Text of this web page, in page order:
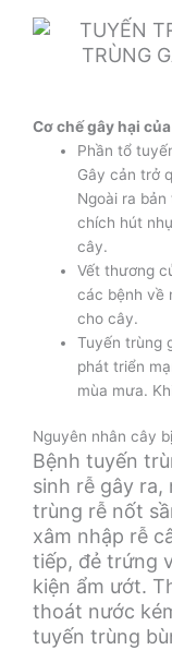
Cơ chế gây hại
Phần tổ
Gây cản trở
Ngoài ra
chích hút
cây.
Vết thương
các bệnh về
cho cây.
Tuyến trùng
phát triển
mùa mưa.
Nguyên nhân cây
Bệnh tuyến
sinh rễ gây ra,
trùng rễ nốt
xâm nhập rễ
tiếp, đẻ trứng
kiện ẩm ướt.
thoát nước
tuyến trùng